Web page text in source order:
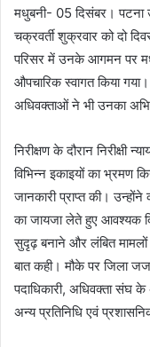
मधुबनी- 05 दिसंबर। पटना
चक्रवर्ती शुक्रवार को दो
परिसर में उनके आगमन पर
औपचारिक स्वागत किया
अधिवक्ताओं ने भी उनका
निरीक्षण के दौरान निरीक्षी
विभिन्न इकाइयों का भ्रमण
जानकारी प्राप्त की।
का जायजा लेते हुए आवश्यक
सुदृढ़ बनाने और लंबित मामलों
बात कही। मौके पर जिला
पदाधिकारी, अधिवक्ता संघ के
अन्य प्रतिनिधि एवं